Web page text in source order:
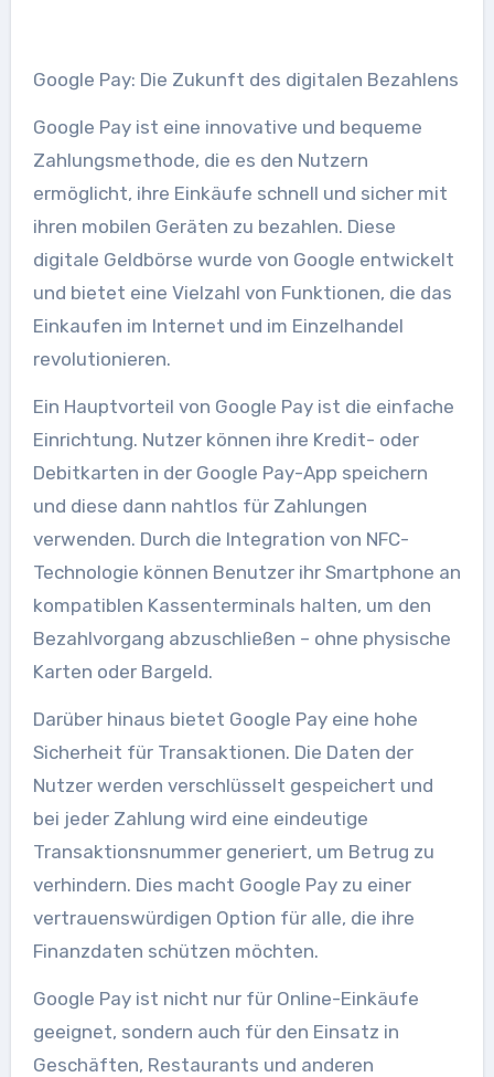
Google Pay: Die Zukunft des digitalen Bezahlens
Google Pay ist eine innovative und bequeme
Zahlungsmethode, die es den Nutzern
ermöglicht, ihre Einkäufe schnell und sicher mit
ihren mobilen Geräten zu bezahlen. Diese
digitale Geldbörse wurde von Google entwickelt
und bietet eine Vielzahl von Funktionen, die das
Einkaufen im Internet und im Einzelhandel
revolutionieren.
Ein Hauptvorteil von Google Pay ist die einfache
Einrichtung. Nutzer können ihre Kredit- oder
Debitkarten in der Google Pay-App speichern
und diese dann nahtlos für Zahlungen
verwenden. Durch die Integration von NFC-
Technologie können Benutzer ihr Smartphone an
kompatiblen Kassenterminals halten, um den
Bezahlvorgang abzuschließen – ohne physische
Karten oder Bargeld.
Darüber hinaus bietet Google Pay eine hohe
Sicherheit für Transaktionen. Die Daten der
Nutzer werden verschlüsselt gespeichert und
bei jeder Zahlung wird eine eindeutige
Transaktionsnummer generiert, um Betrug zu
verhindern. Dies macht Google Pay zu einer
vertrauenswürdigen Option für alle, die ihre
Finanzdaten schützen möchten.
Google Pay ist nicht nur für Online-Einkäufe
geeignet, sondern auch für den Einsatz in
Geschäften, Restaurants und anderen